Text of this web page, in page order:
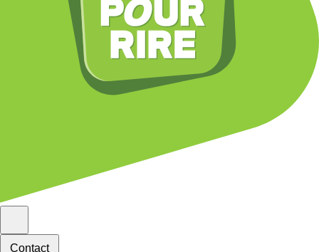
Contact